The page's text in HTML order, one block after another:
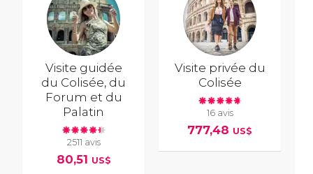
Visite guidée
du Colisée, du
Forum et du
Palatin
2511 avis
80,51 US$
Visite privée du
Colisée
16 avis
777,48 US$